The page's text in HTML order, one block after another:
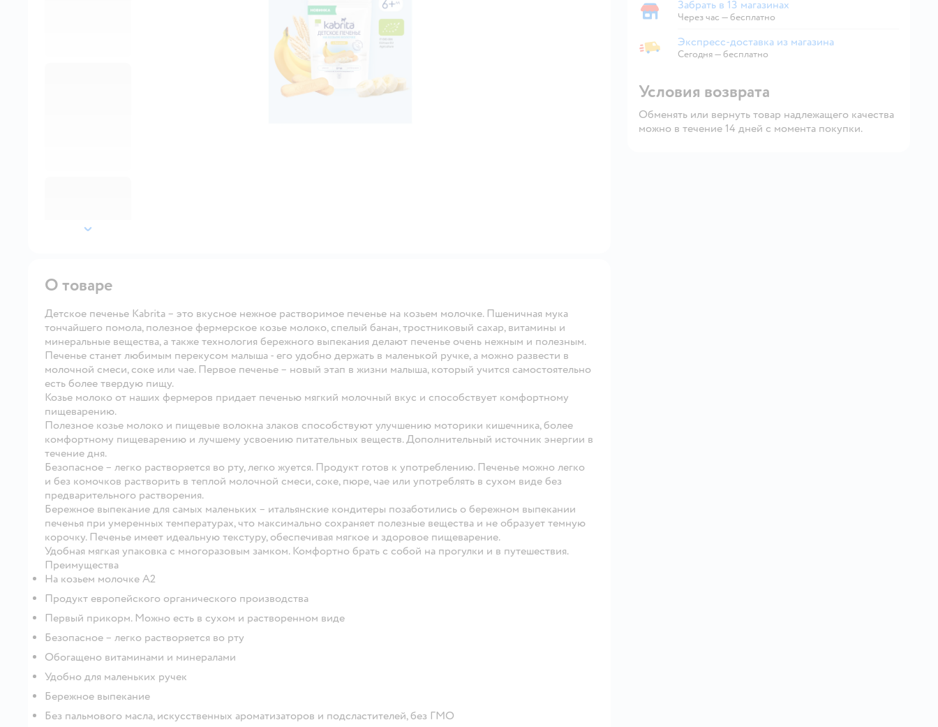
далее
Забрать в магазине
Забрать в 13 магазинах
Через час — бесплатно
Экспресс-доставка из магазина
Экспресс-доставка из магазина
Сегодня—бесплатно
Условия возврата
Обменять или вернуть товар надлежащего качества
можно в течение 14 дней с момента покупки.
О товаре
Детское печенье Kabrita – это вкусное нежное растворимое печенье на козьем молочке. Пшеничная мука
тончайшего помола, полезное фермерское козье молоко, спелый банан, тростниковый сахар, витамины и
минеральные вещества, а также технология бережного выпекания делают печенье очень нежным и полезным.
Печенье станет любимым перекусом малыша - его удобно держать в маленькой ручке, а можно развести в
молочной смеси, соке или чае. Первое печенье – новый этап в жизни малыша, который учится самостоятельно
есть более твердую пищу.
Козье молоко от наших фермеров придает печенью мягкий молочный вкус и способствует комфортному
пищеварению.
Полезное козье молоко и пищевые волокна злаков способствуют улучшению моторики кишечника, более
комфортному пищеварению и лучшему усвоению питательных веществ. Дополнительный источник энергии в
течение дня.
Безопасное – легко растворяется во рту, легко жуется. Продукт готов к употреблению. Печенье можно легко
и без комочков растворить в теплой молочной смеси, соке, пюре, чае или употреблять в сухом виде без
предварительного растворения.
Бережное выпекание для самых маленьких – итальянские кондитеры позаботились о бережном выпекании
печенья при умеренных температурах, что максимально сохраняет полезные вещества и не образует темную
корочку. Печенье имеет идеальную текстуру, обеспечивая мягкое и здоровое пищеварение.
Удобная мягкая упаковка с многоразовым замком. Комфортно брать с собой на прогулки и в путешествия.
Преимущества
На козьем молочке А2
Продукт европейского органического производства
Первый прикорм. Можно есть в сухом и растворенном виде
Безопасное – легко растворяется во рту
Обогащено витаминами и минералами
Удобно для маленьких ручек
Бережное выпекание
Без пальмового масла, искусственных ароматизаторов и подсластителей, без ГМО